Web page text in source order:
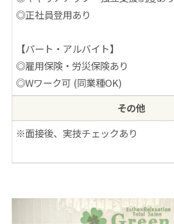
◎正社員登用あり
【パート・アルバイト】
◎雇用保険・労災保険あり
◎Wワーク可 (同業種OK)
その他
※面接後、実技チェックあり